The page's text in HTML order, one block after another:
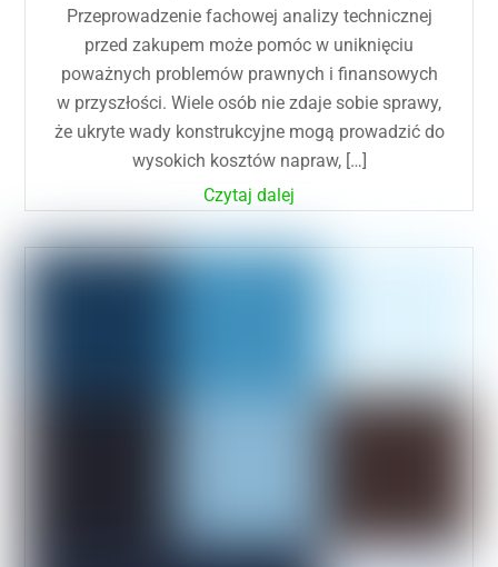
Przeprowadzenie fachowej analizy technicznej
przed zakupem może pomóc w uniknięciu
poważnych problemów prawnych i finansowych
w przyszłości. Wiele osób nie zdaje sobie sprawy,
że ukryte wady konstrukcyjne mogą prowadzić do
wysokich kosztów napraw, […]
Czytaj dalej